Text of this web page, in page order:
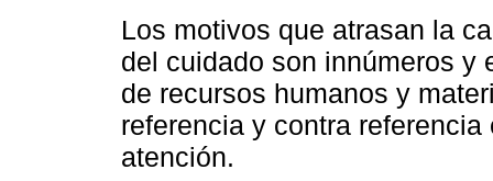
Los motivos que atrasan la
del cuidado son innúmeros y
de recursos humanos y
referencia y contra
atención.